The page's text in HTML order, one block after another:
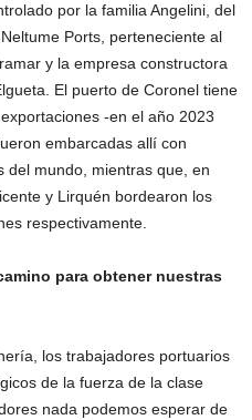
por la familia Angelini, del
Ports, perteneciente al
y la empresa constructora
El puerto de Coronel tiene
-en el año 2023
embarcadas allí con
del mundo, mientras que, en
y Lirquén bordearon los
respectivamente.
para obtener nuestras
los trabajadores portuarios
de la fuerza de la clase
nada podemos esperar de